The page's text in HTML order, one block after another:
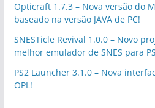
Opticraft 1.7.3 – Nova versão do
baseado na versão JAVA de PC!
SNESTicle Revival 1.0.0 – Novo
melhor emulador de SNES para
PS2 Launcher 3.1.0 – Nova
OPL!